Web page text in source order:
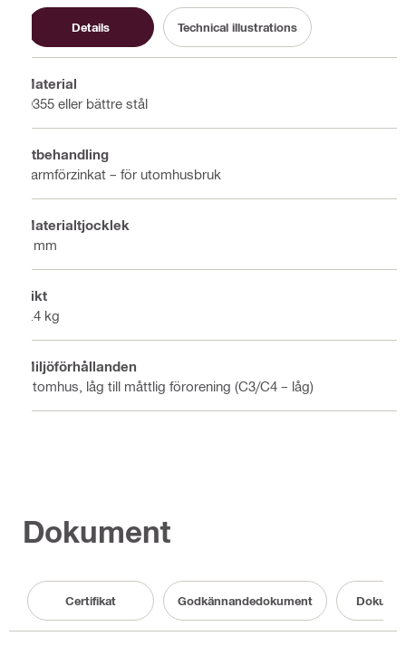
Details Technical illustrations
Material
Q355 eller bättre stål
Ytbehandling
Varmförzinkat – för utomhusbruk
Materialtjocklek
3 mm
Vikt
0.4 kg
Miljöförhållanden
Utomhus, låg till måttlig förorening (C3/C4 – låg)
Dokument
Certifikat Godkännandedokument